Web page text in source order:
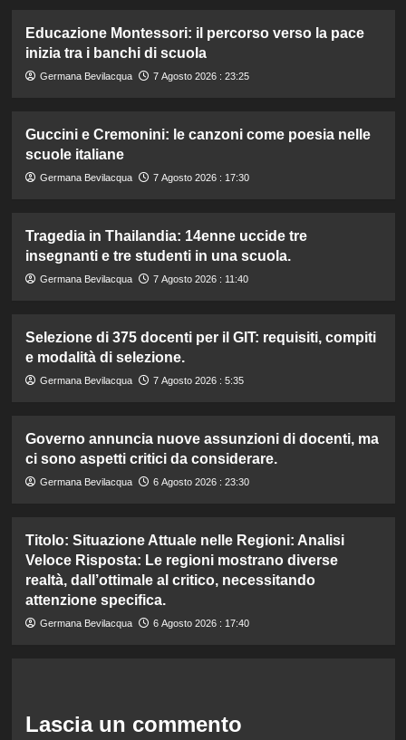
Educazione Montessori: il percorso verso la pace
inizia tra i banchi di scuola
Germana Bevilacqua 7 Agosto 2026 : 23:25
Guccini e Cremonini: le canzoni come poesia nelle
scuole italiane
Germana Bevilacqua 7 Agosto 2026 : 17:30
Tragedia in Thailandia: 14enne uccide tre
insegnanti e tre studenti in una scuola.
Germana Bevilacqua 7 Agosto 2026 : 11:40
Selezione di 375 docenti per il GIT: requisiti, compiti
e modalità di selezione.
Germana Bevilacqua 7 Agosto 2026 : 5:35
Governo annuncia nuove assunzioni di docenti, ma
ci sono aspetti critici da considerare.
Germana Bevilacqua 6 Agosto 2026 : 23:30
Titolo: Situazione Attuale nelle Regioni: Analisi
Veloce Risposta: Le regioni mostrano diverse
realtà, dall’ottimale al critico, necessitando
attenzione specifica.
Germana Bevilacqua 6 Agosto 2026 : 17:40
Lascia un commento